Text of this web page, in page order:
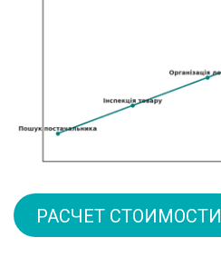
РАСЧЕТ СТОИМОСТИ